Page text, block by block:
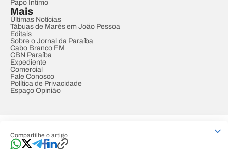
Compartilhe o artigo
Papo Íntimo
Mais
Últimas Notícias
Tábuas de Marés em João Pessoa
Editais
Sobre o Jornal da Paraíba
Cabo Branco FM
CBN Paraíba
Expediente
Comercial
Fale Conosco
Política de Privacidade
Espaço Opinião
Developed by Designed by